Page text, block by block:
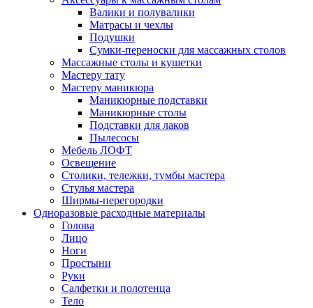
Валики и полувалики
Матрасы и чехлы
Подушки
Сумки-переноски для массажных столов
Массажные столы и кушетки
Мастеру тату
Мастеру маникюра
Маникюрные подставки
Маникюрные столы
Подставки для лаков
Пылесосы
Мебель ЛОФТ
Освещение
Столики, тележки, тумбы мастера
Стулья мастера
Ширмы-перегородки
Одноразовые расходные материалы
Голова
Лицо
Ноги
Простыни
Руки
Салфетки и полотенца
Тело